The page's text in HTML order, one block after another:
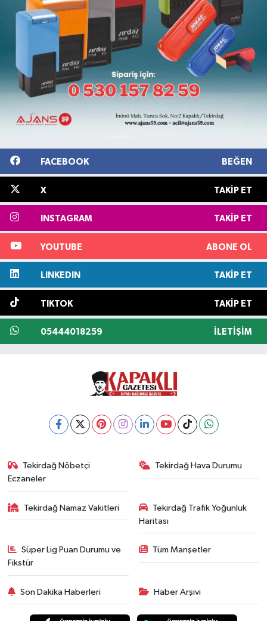
FACEBOOK BEĞEN
X TAKIP ET
INSTAGRAM TAKIP ET
YOUTUBE ABONE OL
LINKEDIN TAKIP ET
TIKTOK TAKIP ET
05444018259 İLETIŞIM
Tekirdağ Nöbetçi
Eczaneler
Tekirdağ Hava Durumu
Tekirdağ Namaz Vakitleri
Tekirdağ Trafik Yoğunluk
Haritası
Süper Lig Puan Durumu ve
Fikstür
Tüm Manşetler
Son Dakika Haberleri Haber Arşivi